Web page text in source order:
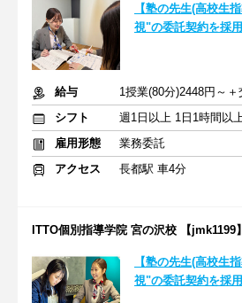
【塾の先生(高校生
視"の委託契約を採
給与
シフト
週1日以上 1日1時間以
雇用形態
業務委託
アクセス
長都駅 車4分
ITTO個別指導学院 宮の沢校 【jmk1199】
【塾の先生(高校生
視"の委託契約を採